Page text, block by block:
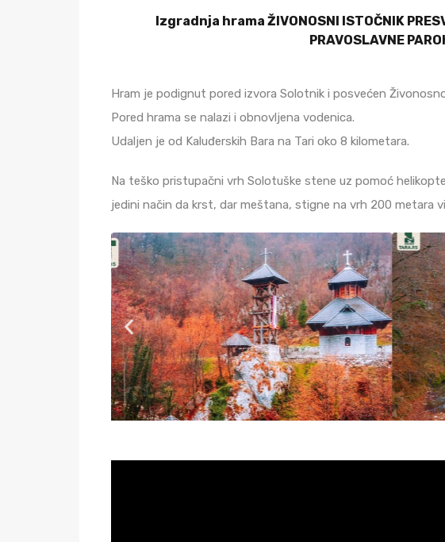
Izgradnja hrama ŽIVONOSNI ISTOČNIK
PRAVOSLAVNE
Hram je podignut pored izvora Solotnik i posvećen
Pored hrama se nalazi i obnovljena vodenica.
Udaljen je od Kaluđerskih Bara na Tari oko 8 kilometara.
Na teško pristupačni vrh Solotuške stene uz pomoć
jedini način da krst, dar meštana, stigne na vrh 200 metara